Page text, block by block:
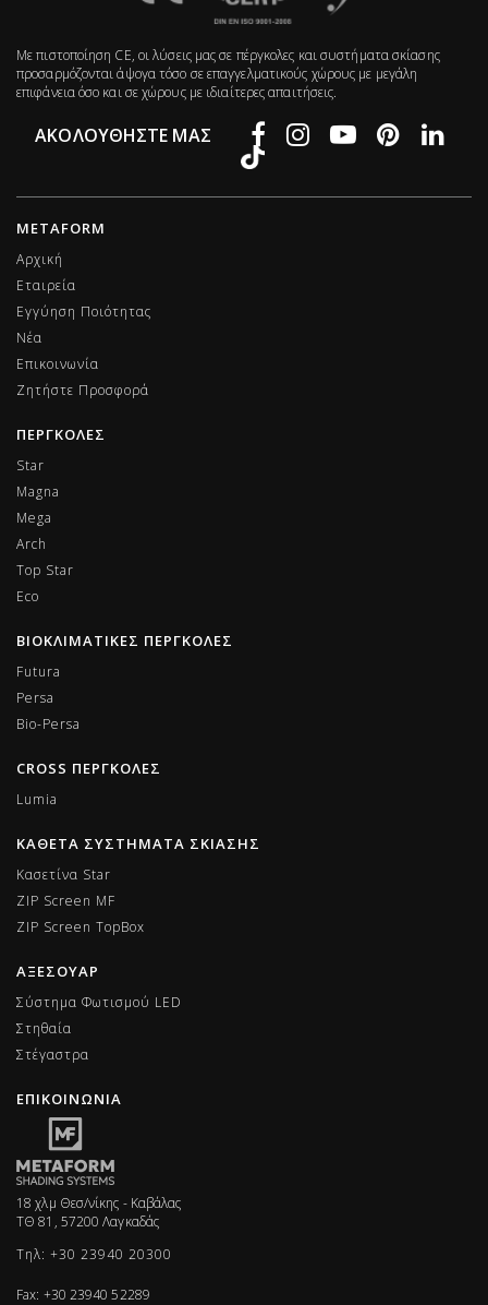
Με πιστοποίηση CE, οι λύσεις μας σε πέργκολες και συστήματα σκίασης
προσαρμόζονται άψογα τόσο σε επαγγελματικούς χώρους με μεγάλη
επιφάνεια όσο και σε χώρους με ιδιαίτερες απαιτήσεις.
ΑΚΟΛΟΥΘΉΣΤΕ ΜΑΣ
METAFORM
Αρχική
Εταιρεία
Εγγύηση Ποιότητας
Νέα
Επικοινωνία
Ζητήστε Προσφορά
ΠΕΡΓΚΟΛΕΣ
Star
Magna
Mega
Arch
Top Star
Eco
ΒΙΟΚΛΙΜΑΤΙΚΕΣ ΠΕΡΓΚΟΛΕΣ
Futura
Persa
Bio-Persa
CROSS ΠΕΡΓΚΟΛΕΣ
Lumia
ΚΑΘΕΤΑ ΣΥΣΤΗΜΑΤΑ ΣΚΙΑΣΗΣ
Κασετίνα Star
ZIP Screen MF
ΖIP Screen TopBox
ΑΞΕΣΟΥΑΡ
Σύστημα Φωτισμού LED
Στηθαία
Στέγαστρα
ΕΠΙΚΟΙΝΩΝΙΑ
18 χλμ Θεσ/νίκης - Καβάλας
ΤΘ 81, 57200 Λαγκαδάς
Τηλ: +30 23940 20300
Fax: +30 23940 52289